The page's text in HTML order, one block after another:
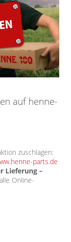
auf henne-
zuschlagen:
parts.de
Lieferung –
Online-